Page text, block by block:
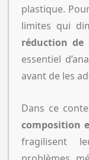
plastique.
limites qui
réduction de
essentiel
avant de les
Dans ce
composition
fragilisent